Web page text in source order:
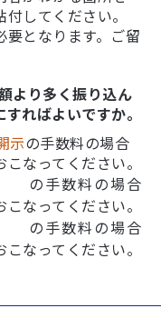
してください。
要となります。ご留
より多く振り込ん
ればよいですか。
示の手数料の場合
なってください。
の手数料の場合
なってください。
の手数料の場合
なってください。